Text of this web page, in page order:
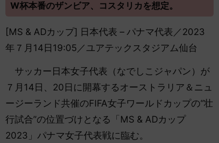
W杯本番のザンビア、コスタリカを想定。
[MS & ADカップ] 日本代表 – パナマ代表／2023
年７月14日19:05／ユアテックスタジアム仙台
サッカー日本女子代表（なでしこジャパン）が
７月14日、20日に開幕するオーストラリア＆ニュ
ージーランド共催のFIFA女子ワールドカップの“壮
行試合”の位置づけとなる「MS & ADカップ
2023」パナマ女子代表戦に臨む。